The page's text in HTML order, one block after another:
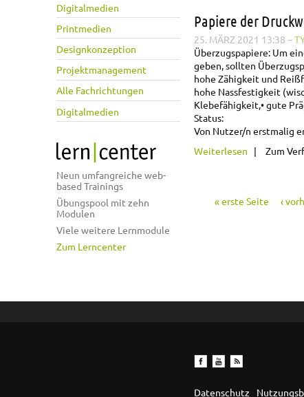
Digitalmedien
Printmedien
Designkonzeption
Projektmanagement
Alle Fachrichtungen
Digitalmedien
Neun umfangreiche web-
based Trainings
Übungspool mit zehn
Modulen
Viele weitere Lernmodule
Zum Lerncenter
Papiere der
25. MÄRZ 2021 13:38 –
Überzugspapiere: Um
geben, sollten
hohe Zähigkeit und
hohe Nassfestigkeit
Klebefähigkeit,• gute
Status:
Von Nutzer/n erstmalig
Weiterlesen überZum
« erste Seite ‹
Datenschutz